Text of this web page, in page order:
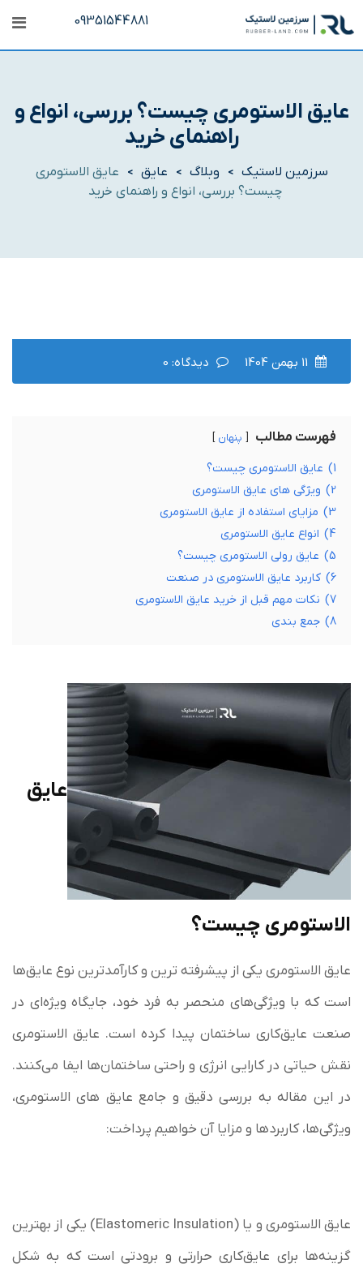
به
محتوا
09351544881
عایق الاستومری چیست؟ بررسی، انواع و
راهنمای خرید
سرزمین لاستیک > وبلاگ > عایق >
عایق الاستومری
چیست؟ بررسی، انواع و راهنمای خرید
دیدگاه: 0
فهرست مطالب پنهان
1)
عایق الاستومری چیست؟
2)
ویژگی های عایق الاستومری
3)
مزایای استفاده از عایق الاستومری
4)
انواع عایق الاستومری
5)
عایق رولی الاستومری چیست؟
6)
کاربرد عایق الاستومری در صنعت
7)
نکات مهم قبل از خرید عایق الاستومری
8)
جمع بندی
عایق
الاستومری چیست؟
عایق الاستومری یکی از پیشرفته‌ ترین و کارآمدترین نوع عایق‌ها
است که با ویژگی‌های منحصر به فرد خود، جایگاه ویژه‌ای در
صنعت عایق‌کاری ساختمان پیدا کرده است. عایق‌ الاستومری
نقش حیاتی در کارایی انرژی و راحتی ساختمان‌ها ایفا می‌کنند.
در این مقاله به بررسی دقیق و جامع عایق های الاستومری،
ویژگی‌ها، کاربردها و مزایا آن خواهیم پرداخت:
عایق الاستومری و یا (Elastomeric Insulation) یکی از بهترین
گزینه‌ها برای عایق‌کاری حرارتی و برودتی است که به شکل